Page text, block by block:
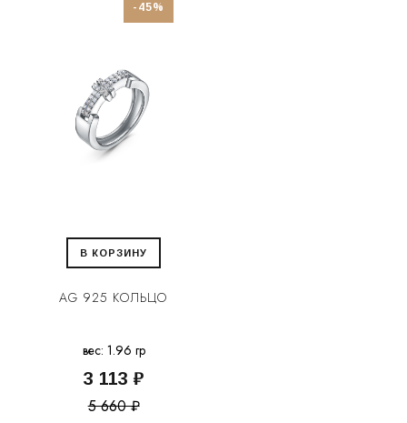
-45%
В КОРЗИНУ
AG 925 КОЛЬЦО
вес: 1.96 гр
3 113 ₽
5 660 ₽